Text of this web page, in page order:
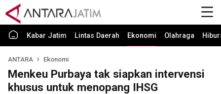
Kabar Jatim Lintas Daerah Ekonomi Olahraga
ANTARA Ekonomi
Menkeu Purbaya tak siapkan intervensi
khusus untuk menopang IHSG